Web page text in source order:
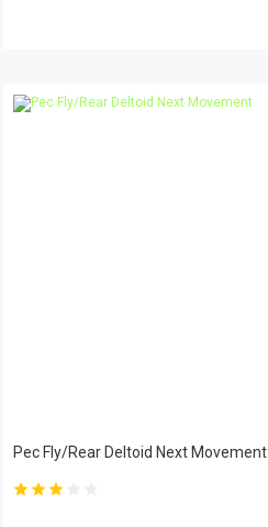
Pec Fly/Rear Deltoid Next Movement